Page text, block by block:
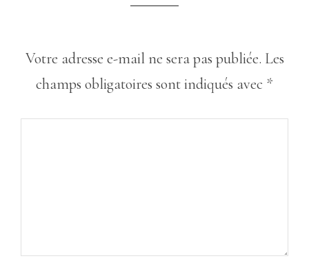
Votre adresse e-mail ne sera pas publiée. Les
champs obligatoires sont indiqués avec *